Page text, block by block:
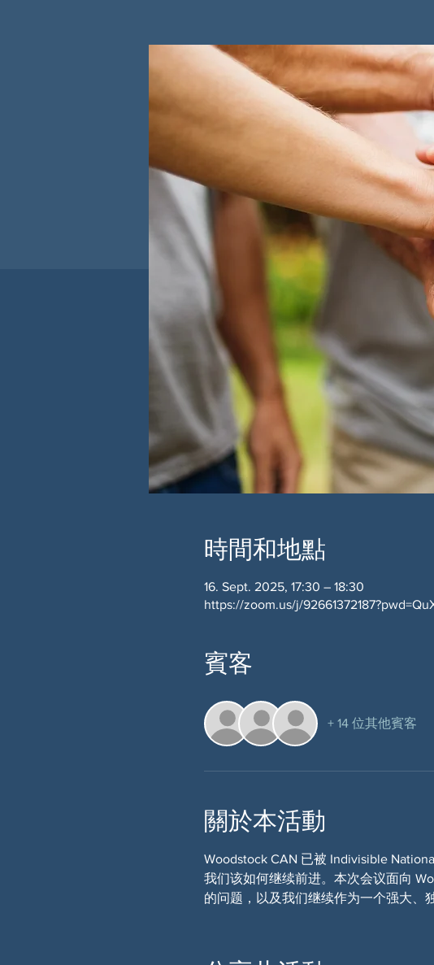
時間和地點
16. Sept. 2025, 17:30 – 18:30
https://zoom.us/j/
賓客
+ 14 位其他賓客
關於本活動
Woodstock CAN 已被 Indivisible
我们该如何继续前进。本次会议面向
的问题，以及我们继续作为一个强大、